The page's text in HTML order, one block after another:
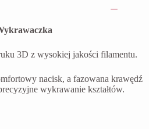
3D z wysokiej jakości filamentu.
nacisk, a fazowana krawędź
wykrawanie kształtów.